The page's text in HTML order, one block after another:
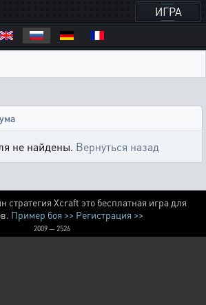
ИГРА
не найдены. Вернуться назад
стратегия Xcraft это бесплатная игра для
Пример боя >> Регистрация >>
2009 — 2526